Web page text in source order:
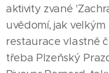
aktivity zvané
uvědomí, jak
restaurace vlastně
třeba Plzeňský